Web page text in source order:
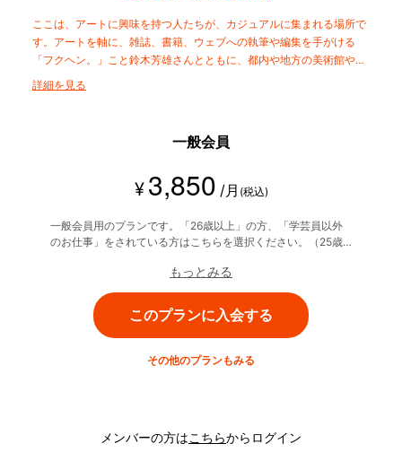
ここは、アートに興味を持つ人たちが、カジュアルに集まれる場所で
す。アートを軸に、雑誌、書籍、ウェブへの執筆や編集を手がける
「フクヘン。」こと鈴木芳雄さんとともに、都内や地方の美術館やギ
ャラリーを巡り、 アートを楽しみながら学びます。
詳細を見る
一般会員
¥ 3,850 /月 (税込)
一般会員用のプランです。「26歳以上」の方、「学芸員以外
のお仕事」をされている方はこちらを選択ください。（25歳
もっとみる
このプランに入会する
その他のプランもみる
メンバーの方はこちらからログイン